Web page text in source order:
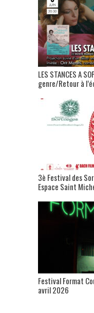
LES STANCES A
genre/Retour à
3è Festival des
Espace Saint
Festival Format
avril 2026